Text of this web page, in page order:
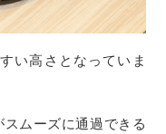
い高さとなっていま
ムーズに通過できる